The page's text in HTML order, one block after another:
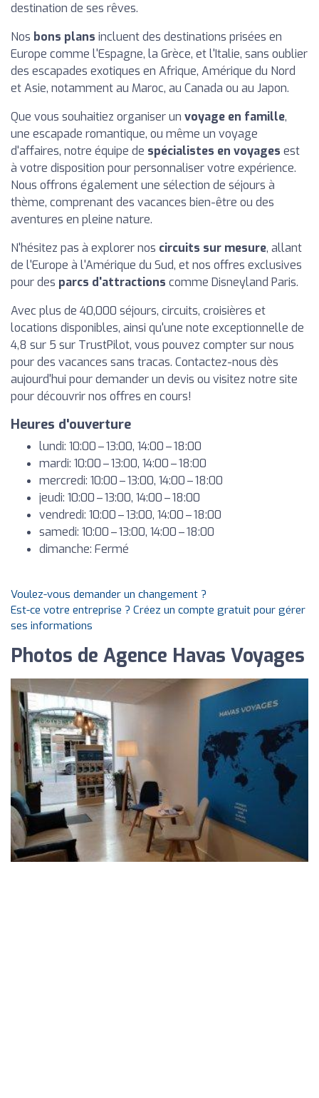
destination de ses rêves.
Nos bons plans incluent des destinations prisées en
Europe comme l'Espagne, la Grèce, et l'Italie, sans oublier
des escapades exotiques en Afrique, Amérique du Nord
et Asie, notamment au Maroc, au Canada ou au Japon.
Que vous souhaitiez organiser un voyage en famille,
une escapade romantique, ou même un voyage
d'affaires, notre équipe de spécialistes en voyages est
à votre disposition pour personnaliser votre expérience.
Nous offrons également une sélection de séjours à
thème, comprenant des vacances bien-être ou des
aventures en pleine nature.
N'hésitez pas à explorer nos circuits sur mesure, allant
de l'Europe à l'Amérique du Sud, et nos offres exclusives
pour des parcs d'attractions comme Disneyland Paris.
Avec plus de 40,000 séjours, circuits, croisières et
locations disponibles, ainsi qu'une note exceptionnelle de
4,8 sur 5 sur TrustPilot, vous pouvez compter sur nous
pour des vacances sans tracas. Contactez-nous dès
aujourd'hui pour demander un devis ou visitez notre site
pour découvrir nos offres en cours!
Heures d'ouverture
lundi: 10:00 – 13:00, 14:00 – 18:00
mardi: 10:00 – 13:00, 14:00 – 18:00
mercredi: 10:00 – 13:00, 14:00 – 18:00
jeudi: 10:00 – 13:00, 14:00 – 18:00
vendredi: 10:00 – 13:00, 14:00 – 18:00
samedi: 10:00 – 13:00, 14:00 – 18:00
dimanche: Fermé
Voulez-vous demander un changement ?
Est-ce votre entreprise ? Créez un compte gratuit pour gérer
ses informations
Photos de Agence Havas Voyages